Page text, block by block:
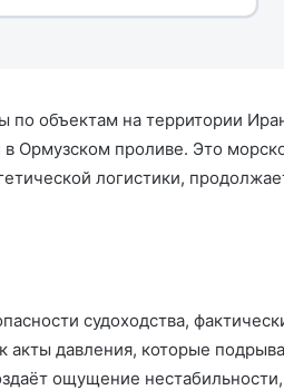
по объектам на территории
Ормузском проливе. Это
логистики,
судоходства,
акты давления, которые
ощущение нестабильности,